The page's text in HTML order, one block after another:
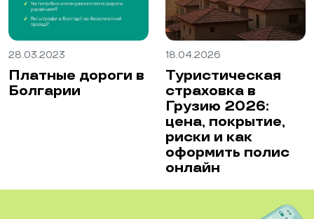
28.03.2023
Платные дороги в
Болгарии
18.04.2026
Туристическая
страховка в
Грузию 2026:
цена, покрытие,
риски и как
оформить полис
онлайн